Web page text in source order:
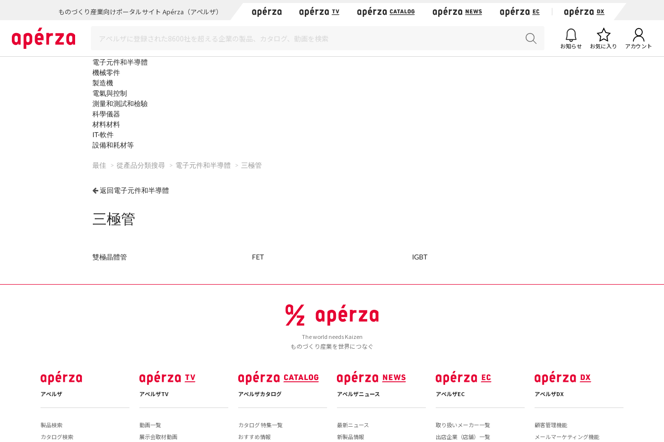
ものづくり産業向けポータルサイト Apérza（アペルザ）
お知らせ お気に入り アカウント
電子元件和半導體
機械零件
製造機
電氣與控制
測量和測試和檢驗
科學儀器
材料材料
IT·軟件
設備和耗材等
最佳 從產品分類搜尋 電子元件和半導體 三極管
返回電子元件和半導體
三極管
雙極晶體管 FET IGBT
The world needs Kaizen
ものづくり産業を世界につなぐ
アペルザ
製品検索
カタログ検索
アペルザTV
動画一覧
展示会取材動画
アペルザカタログ
カタログ 特集一覧
おすすめ情報
アペルザニュース
最新ニュース
新製品情報
アペルザEC
取り扱いメーカー一覧
出店企業（店舗）一覧
アペルザDX
顧客管理機能
メールマーケティング機能